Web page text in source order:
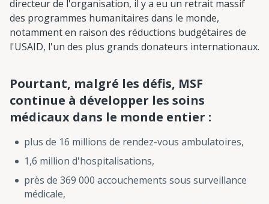
directeur de l'organisation, il y a eu un retrait massif
des programmes humanitaires dans le monde,
notamment en raison des réductions budgétaires de
l'USAID, l'un des plus grands donateurs internationaux.
Pourtant, malgré les défis, MSF
continue à développer les soins
médicaux dans le monde entier :
plus de 16 millions de rendez-vous ambulatoires,
1,6 million d'hospitalisations,
près de 369 000 accouchements sous surveillance
médicale,